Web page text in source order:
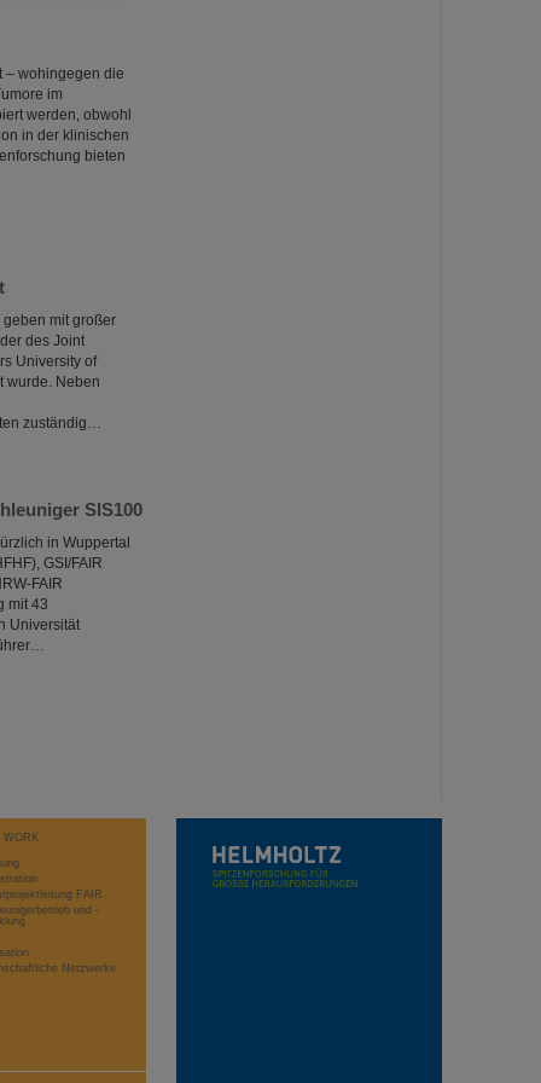
– wohingegen die
im
werden, obwohl
in der klinischen
bieten
geben mit großer
des Joint
University of
wurde. Neben
zuständig…
SIS100
in Wuppertal
GSI/FAIR
FAIR
mit 43
Universität
WORK
FAIR
und -
Netzwerke